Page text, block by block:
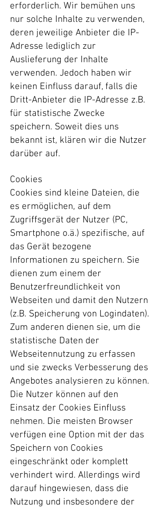
erforderlich. Wir bemühen uns
nur solche Inhalte zu verwenden,
deren jeweilige Anbieter die IP-
Adresse lediglich zur
Auslieferung der Inhalte
verwenden. Jedoch haben wir
keinen Einfluss darauf, falls die
Dritt-Anbieter die IP-Adresse z.B.
für statistische Zwecke
speichern. Soweit dies uns
bekannt ist, klären wir die Nutzer
darüber auf.
Cookies
Cookies sind kleine Dateien, die
es ermöglichen, auf dem
Zugriffsgerät der Nutzer (PC,
Smartphone o.ä.) spezifische, auf
das Gerät bezogene
Informationen zu speichern. Sie
dienen zum einem der
Benutzerfreundlichkeit von
Webseiten und damit den Nutzern
(z.B. Speicherung von Logindaten).
Zum anderen dienen sie, um die
statistische Daten der
Webseitennutzung zu erfassen
und sie zwecks Verbesserung des
Angebotes analysieren zu können.
Die Nutzer können auf den
Einsatz der Cookies Einfluss
nehmen. Die meisten Browser
verfügen eine Option mit der das
Speichern von Cookies
eingeschränkt oder komplett
verhindert wird. Allerdings wird
darauf hingewiesen, dass die
Nutzung und insbesondere der